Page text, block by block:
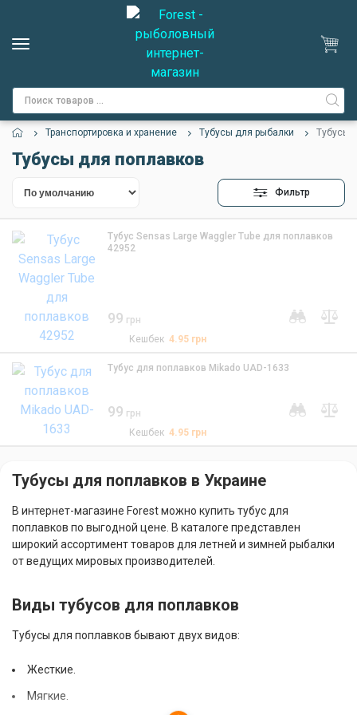
Транспортировка и хранение Тубусы для рыбалки Тубусы
Тубусы для поплавков
Фильтр
Тубус Sensas Large Waggler Tube для поплавков
42952
99 грн
Кешбек4.95 грн
Тубус для поплавков Mikado UAD-1633
99 грн
Кешбек4.95 грн
Тубусы для поплавков в Украине
В интернет-магазине Forest можно купить тубус для
поплавков по выгодной цене. В каталоге представлен
широкий ассортимент товаров для летней и зимней рыбалки
от ведущих мировых производителей.
Виды тубусов для поплавков
Тубусы для поплавков бывают двух видов:
Жесткие.
Мягкие.